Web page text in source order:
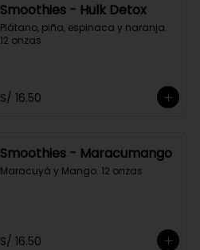
Smoothies - Hulk Detox
Plátano, piña, espinaca y naranja.
12 onzas
S/ 16.50
Smoothies - Maracumango
Maracuyá y Mango. 12 onzas
S/ 16.50